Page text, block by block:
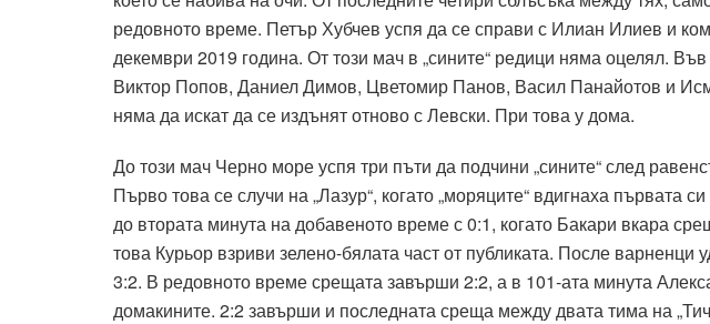
редовното време. Петър Хубчев успя да се справи с Илиан Илиев и
декември 2019 година. От този мач в „сините“ редици няма оцелял.
Виктор Попов, Даниел Димов, Цветомир Панов, Васил Панайотов и
няма да искат да се издънят отново с Левски. При това у дома.
До този мач Черно море успя три пъти да подчини „сините“ след
Първо това се случи на „Лазур“, когато „моряците“ вдигнаха първата
до втората минута на добавеното време с 0:1, когато Бакари вкара
това Курьор взриви зелено-бялата част от публиката. После
3:2. В редовното време срещата завърши 2:2, а в 101-ата минута
домакините. 2:2 завърши и последната среща между двата тима на